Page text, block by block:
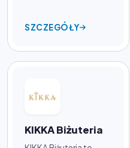
SZCZEGÓŁY
KIKKA Biżuteria